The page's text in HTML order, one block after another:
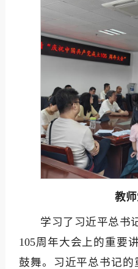
教
学习了习近平总书
105周年大会上的重要
鼓舞。习近平总书记的